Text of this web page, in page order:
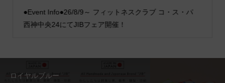
●Event Info●26/8/9～ フィットネスクラブ コ・ス・パ
西神中央24にてJIBフェア開催！
ロイヤルブルー